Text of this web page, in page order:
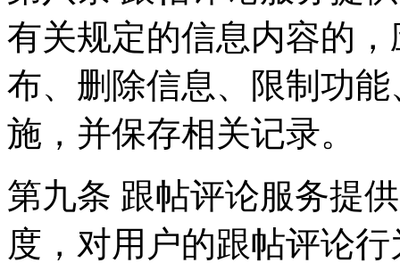
有关规定的信息内容的
布、删除信息、限制功
施，并保存相关记录。
第九条 跟帖评论服务提
度，对用户的跟帖评论